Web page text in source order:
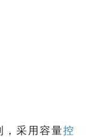
，采用容量控